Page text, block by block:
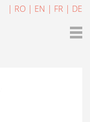
| RO | EN | FR | DE